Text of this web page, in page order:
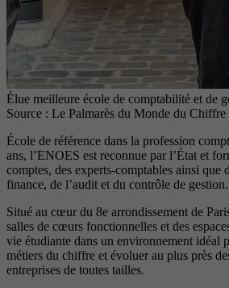
Élue meilleure école de comptabilité et de
Source : Le Palmarès du Monde du Chiffre
École de référence dans la profession
ans, l’ENOES est reconnue par l’État et
comptes, des experts-comptables ainsi que
finance, de l’audit et du contrôle de gestion.
Situé au cœur du 8e arrondissement de
salles de cœurs fonctionnelles et des
vie étudiante dans un environnement idéal
métiers du chiffre et évoluer au plus près
entreprises de toutes tailles.